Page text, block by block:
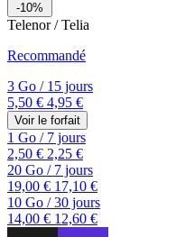
-10%
Telenor / Telia
Recommandé
3 Go /15 jours
5,50 € 4,95 €
Voir le forfait
1 Go /7 jours
2,50 € 2,25 €
20 Go /7 jours
19,00 € 17,10 €
10 Go /30 jours
14,00 € 12,60 €